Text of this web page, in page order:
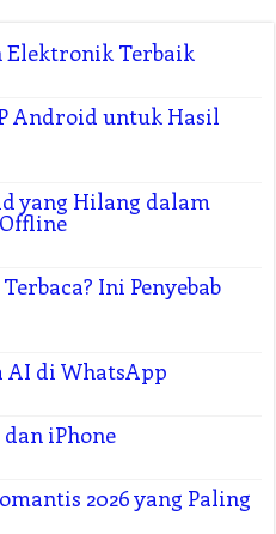
Elektronik Terbaik
Android untuk Hasil
yang Hilang dalam
Ini Penyebab
AI di WhatsApp
iPhone
2026 yang Paling